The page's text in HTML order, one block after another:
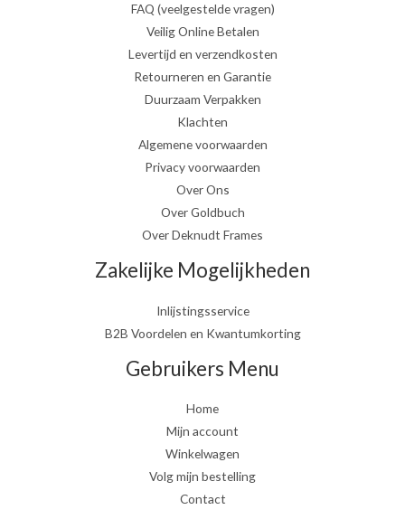
FAQ (veelgestelde vragen)
Veilig Online Betalen
Levertijd en verzendkosten
Retourneren en Garantie
Duurzaam Verpakken
Klachten
Algemene voorwaarden
Privacy voorwaarden
Over Ons
Over Goldbuch
Over Deknudt Frames
Zakelijke Mogelijkheden
Inlijstingsservice
B2B Voordelen en Kwantumkorting
Gebruikers Menu
Home
Mijn account
Winkelwagen
Volg mijn bestelling
Contact